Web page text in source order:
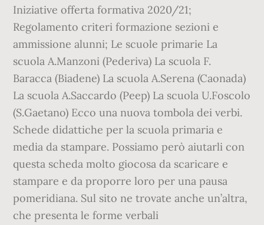
Iniziative offerta formativa 2020/21;
Regolamento criteri formazione sezioni e
ammissione alunni; Le scuole primarie La
scuola A.Manzoni (Pederiva) La scuola F.
Baracca (Biadene) La scuola A.Serena (Caonada)
La scuola A.Saccardo (Peep) La scuola U.Foscolo
(S.Gaetano) Ecco una nuova tombola dei verbi.
Schede didattiche per la scuola primaria e
media da stampare. Possiamo però aiutarli con
questa scheda molto giocosa da scaricare e
stampare e da proporre loro per una pausa
pomeridiana. Sul sito ne trovate anche un’altra,
che presenta le forme verbali